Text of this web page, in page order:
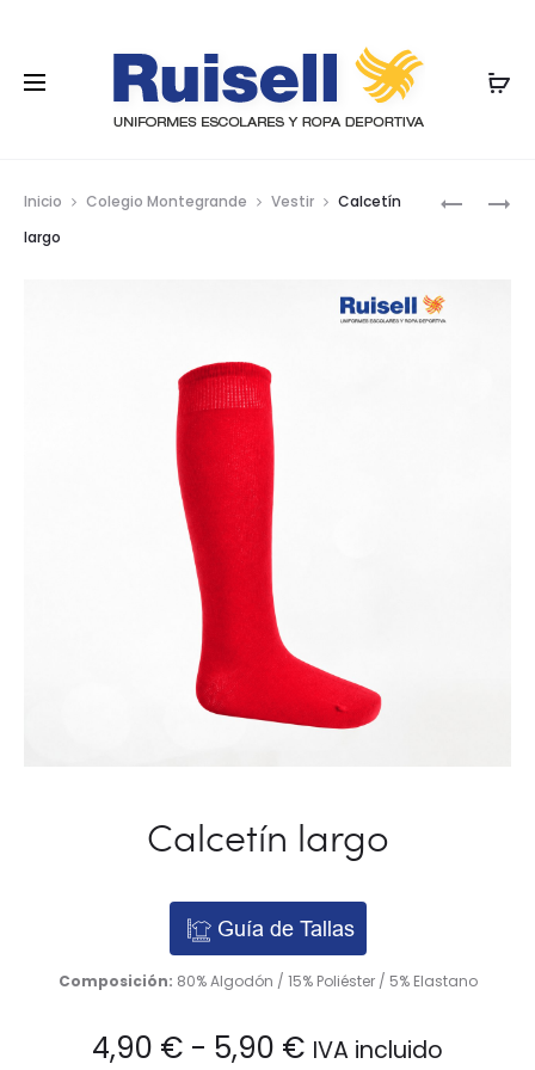
los
Inicio Colegio Montegrande Vestir
Calcetín
largo
Calcetín largo
Guía de Tallas
Composición: 80% Algodón / 15% Poliéster / 5% Elastano
4,90 € - 5,90 € Rango
IVA incluido